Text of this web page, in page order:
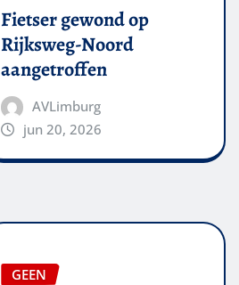
Fietser gewond op
Rijksweg-Noord
aangetroffen
AVLimburg
jun 20, 2026
GEEN